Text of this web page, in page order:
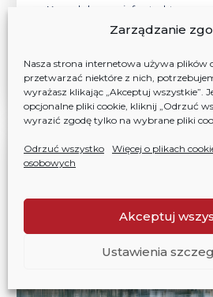
Zarządzanie
Nasza strona internetowa używa plików
przetwarzać niektóre z nich,
wyrażasz klikając „Akceptuj wszystkie”.
opcjonalne pliki cookie, kliknij „Odrzuć
wyrazić zgodę tylko na wybrane pliki
Odrzuć wszystko Więcej o plikach
osobowych
Akceptuj
Ustawienia
Kompleksowa infrastruktura:
parki, fitness i inteligentne
WIĘCEJ